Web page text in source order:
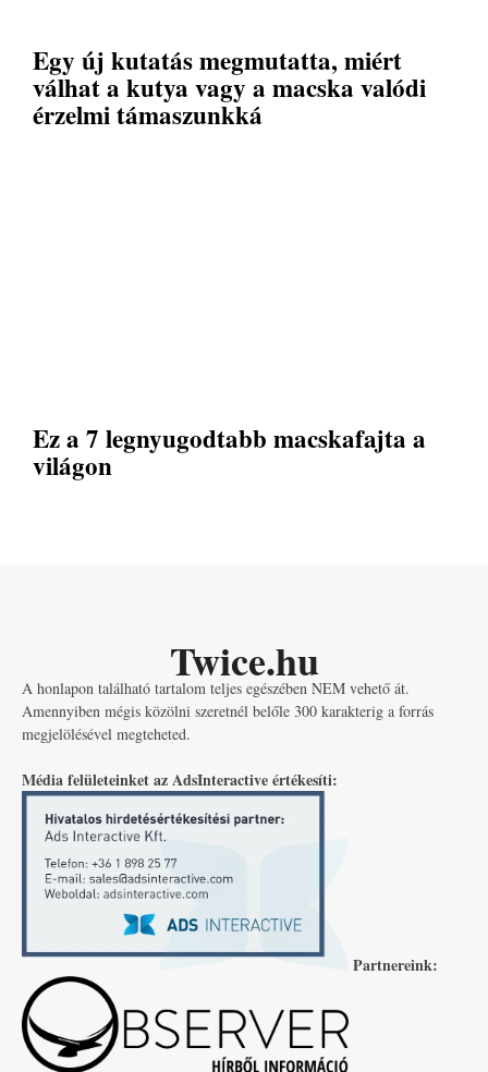
Egy új kutatás megmutatta, miért
válhat a kutya vagy a macska valódi
érzelmi támaszunkká
Ez a 7 legnyugodtabb macskafajta a
világon
Twice.hu
A honlapon található tartalom teljes egészében NEM vehető át.
Amennyiben mégis közölni szeretnél belőle 300 karakterig a forrás
megjelölésével megteheted.
Média felületeinket az AdsInteractive értékesíti:
Partnereink: